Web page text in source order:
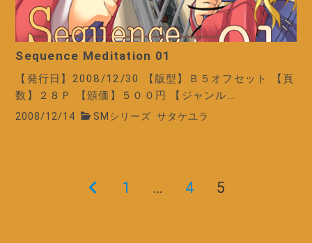
Sequence Meditation 01
【発行日】2008/12/30 【版型】Ｂ５オフセット 【頁
数】２８Ｐ 【頒価】５００円 【ジャンル...
2008/12/14 SMシリーズ サタケユラ
前1 … 4 5